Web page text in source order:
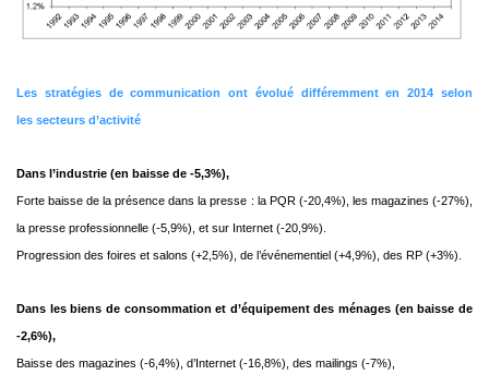
Les stratégies de communication ont évolué différemment en 2014 selon
les secteurs d’activité
Dans l’industrie (en baisse de -5,3%),
Forte baisse de la présence dans la presse : la PQR (-20,4%), les magazines (-27%),
la presse professionnelle (-5,9%), et sur Internet (-20,9%).
Progression des foires et salons (+2,5%), de l’événementiel (+4,9%), des RP (+3%).
Dans les biens de consommation et d’équipement des ménages (en baisse de
-2,6%),
Baisse des magazines (-6,4%), d’Internet (-16,8%), des mailings (-7%),